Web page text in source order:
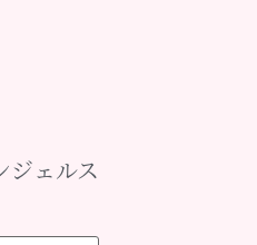
ジェルス